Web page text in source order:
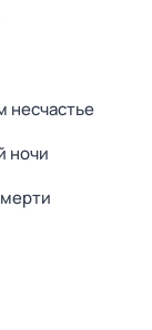
несчастье
ночи